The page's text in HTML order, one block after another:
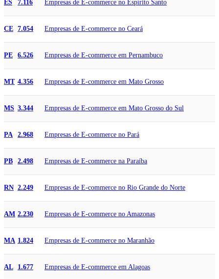
ES 7.116 Empresas de E-commerce no Espírito Santo
CE 7.054 Empresas de E-commerce no Ceará
PE 6.526 Empresas de E-commerce em Pernambuco
MT 4.356 Empresas de E-commerce em Mato Grosso
MS 3.344 Empresas de E-commerce em Mato Grosso do Sul
PA 2.968 Empresas de E-commerce no Pará
PB 2.498 Empresas de E-commerce na Paraíba
RN 2.249 Empresas de E-commerce no Rio Grande do Norte
AM 2.230 Empresas de E-commerce no Amazonas
MA 1.824 Empresas de E-commerce no Maranhão
AL 1.677 Empresas de E-commerce em Alagoas